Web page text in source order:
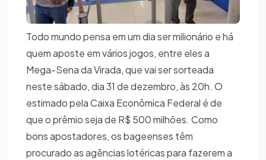
Todo mundo pensa em um dia ser milionário e há
quem aposte em vários jogos, entre eles a
Mega-Sena da Virada, que vai ser sorteada
neste sábado, dia 31 de dezembro, às 20h. O
estimado pela Caixa Econômica Federal é de
que o prêmio seja de R$ 500 milhões. Como
bons apostadores, os bageenses têm
procurado as agências lotéricas para fazerem a